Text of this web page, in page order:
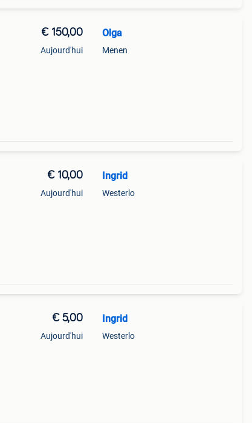
€ 150,00
Aujourd'hui
Olga
Menen
€ 10,00
Aujourd'hui
Ingrid
Westerlo
€ 5,00
Aujourd'hui
Ingrid
Westerlo